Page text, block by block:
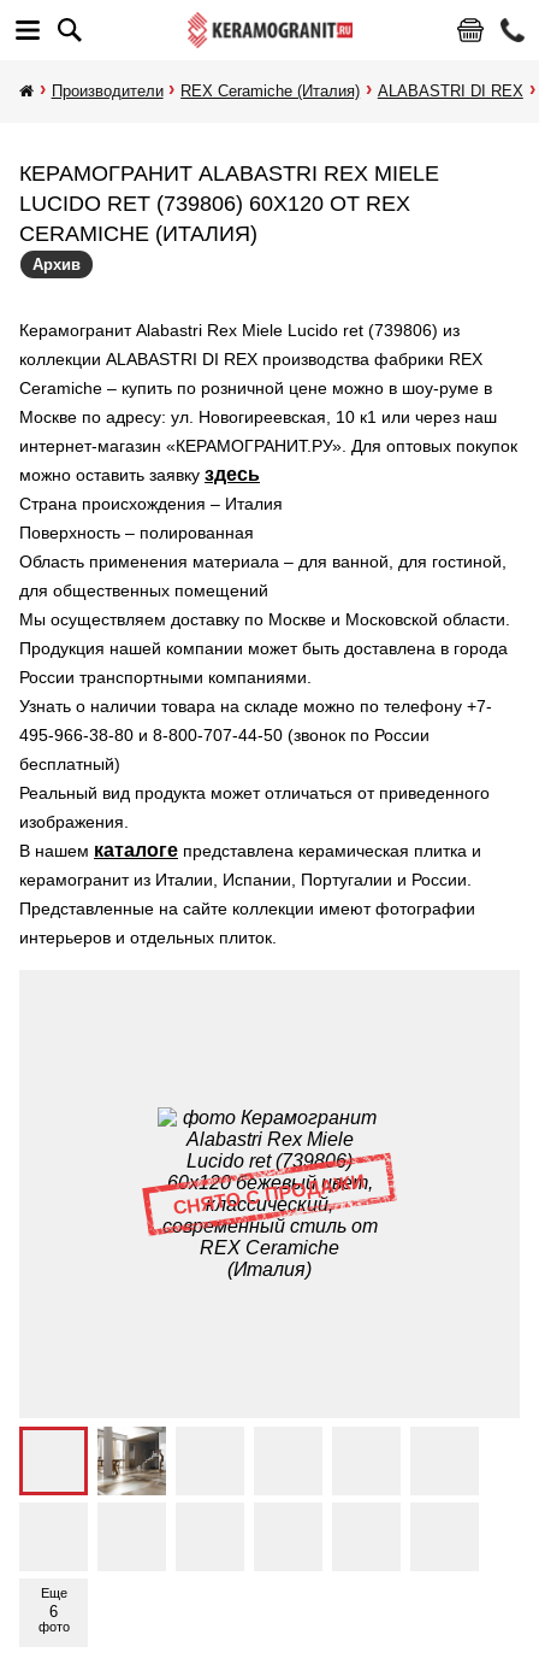
Производители REX Ceramiche (Италия) ALABASTRI DI REX
КЕРАМОГРАНИТ ALABASTRI REX MIELE
LUCIDO RET (739806) 60X120 ОТ REX
CERAMICHE (ИТАЛИЯ)
Архив
Керамогранит Alabastri Rex Miele Lucido ret (739806) из
коллекции ALABASTRI DI REX производства фабрики REX
Ceramiche – купить по розничной цене можно в шоу-руме в
Москве по адресу: ул. Новогиреевская, 10 к1 или через наш
интернет-магазин «КЕРАМОГРАНИТ.РУ». Для оптовых покупок
можно оставить заявку здесь
Страна происхождения – Италия
Поверхность – полированная
Область применения материала – для ванной, для гостиной,
для общественных помещений
Мы осуществляем доставку по Москве и Московской области.
Продукция нашей компании может быть доставлена в города
России транспортными компаниями.
Узнать о наличии товара на складе можно по телефону +7-
495-966-38-80 и 8-800-707-44-50 (звонок по России
бесплатный)
Реальный вид продукта может отличаться от приведенного
изображения.
В нашем каталоге представлена керамическая плитка и
керамогранит из Италии, Испании, Португалии и России.
Представленные на сайте коллекции имеют фотографии
интерьеров и отдельных плиток.
Еще
6
фото